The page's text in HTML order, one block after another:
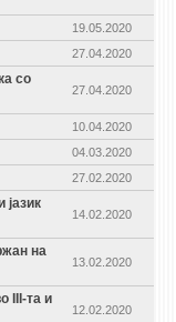
19.05.2020
27.04.2020
со
27.04.2020
10.04.2020
04.03.2020
27.02.2020
јазик
14.02.2020
на
13.02.2020
III-та и
12.02.2020